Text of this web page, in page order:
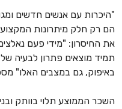
"היכרות עם אנשים חדשים
הם רק חלק מיתרונות
את החיסרון: "מידי פעם
תמיד מוצאים פתרון לבעיה של
באיפוק, גם במצבים האלו"
השכר הממוצע תלוי בוותק